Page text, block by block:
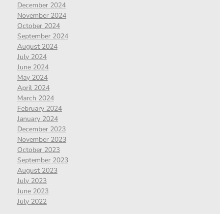
December 2024
November 2024
October 2024
September 2024
August 2024
July 2024
June 2024
May 2024
April 2024
March 2024
February 2024
January 2024
December 2023
November 2023
October 2023
September 2023
August 2023
July 2023
June 2023
July 2022